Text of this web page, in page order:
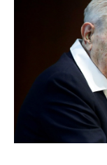
BO-
Experten
Mein B:O
Mein